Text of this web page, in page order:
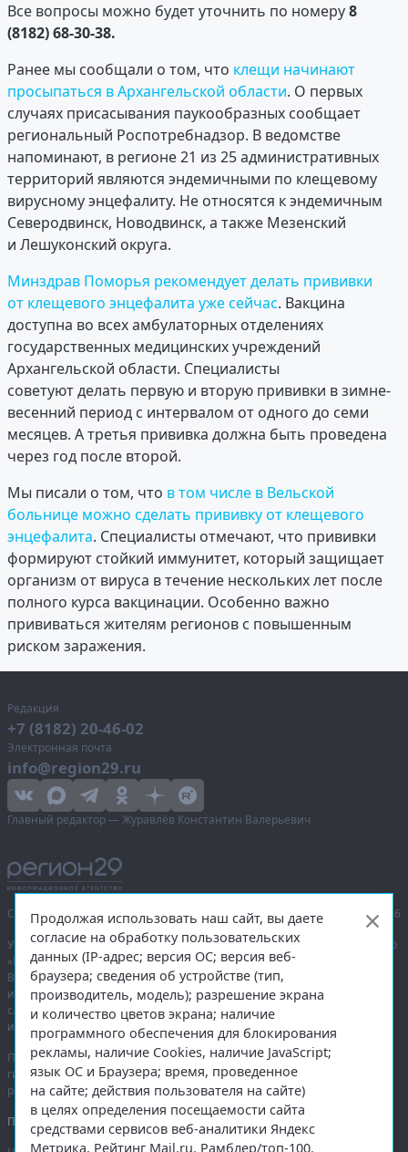
Все вопросы можно будет уточнить по номеру8
(8182) 68-30-38.
Ранее мы сообщали о том, что клещи начинают
просыпаться в Архангельской области. О первых
случаях присасывания паукообразных сообщает
региональный Роспотребнадзор. В ведомстве
напоминают, в регионе 21 из 25 административных
территорий являются эндемичными по клещевому
вирусному энцефалиту. Не относятся к эндемичным
Северодвинск, Новодвинск, а также Мезенский
и Лешуконский округа.
Минздрав Поморья рекомендует делать прививки
от клещевого энцефалита уже сейчас. Вакцина
доступна во всех амбулаторных отделениях
государственных медицинских учреждений
Архангельской области. Специалисты
советуют делать первую и вторую прививки в зимне-
весенний период с интервалом от одного до семи
месяцев. А третья прививка должна быть проведена
через год после второй.
Мы писали о том, что в том числе в Вельской
больнице можно сделать прививку от клещевого
энцефалита. Специалисты отмечают, что прививки
формируют стойкий иммунитет, который защищает
организм от вируса в течение нескольких лет после
полного курса вакцинации. Особенно важно
прививаться жителям регионов с повышенным
риском заражения.
Редакция
+7 (8182) 20-46-02
Электронная почта
info@region29.ru
Главный редактор — Журавлёв Константин Валерьевич
Сетевое издание «Информационное агентство Регион 29»,
© 2016–2026
Учредитель — общество с ограниченной ответственностью «Агентство
«Правда Севера».
Выписка из реестра зарегистрированных средств массовой
информации:ЭЛ № ФС 77-74226от 09.11.2018 выдано Федеральной
службой по надзору в сфере связи, информационных технологий
и массовых коммуникаций (Роскомнадзор).
При полном или частичном использовании любых материалов
гиперссылка на region29.ruобязательна. Копирование материалов без
разрешения администрации сайта запрещено.
Правовая информация
Продолжая использовать наш сайт, вы даете
согласие на обработку пользовательских
данных (IP-адрес; версия ОС; версия веб-
браузера; сведения об устройстве (тип,
производитель, модель); разрешение экрана
и количество цветов экрана; наличие
программного обеспечения для блокирования
рекламы, наличие Cookies, наличие JavaScript;
язык ОС и Браузера; время, проведенное
на сайте; действия пользователя на сайте)
в целях определения посещаемости сайта
средствами сервисов веб-аналитики Яндекс
Метрика, Рейтинг Mail.ru, Рамблер/топ-100.